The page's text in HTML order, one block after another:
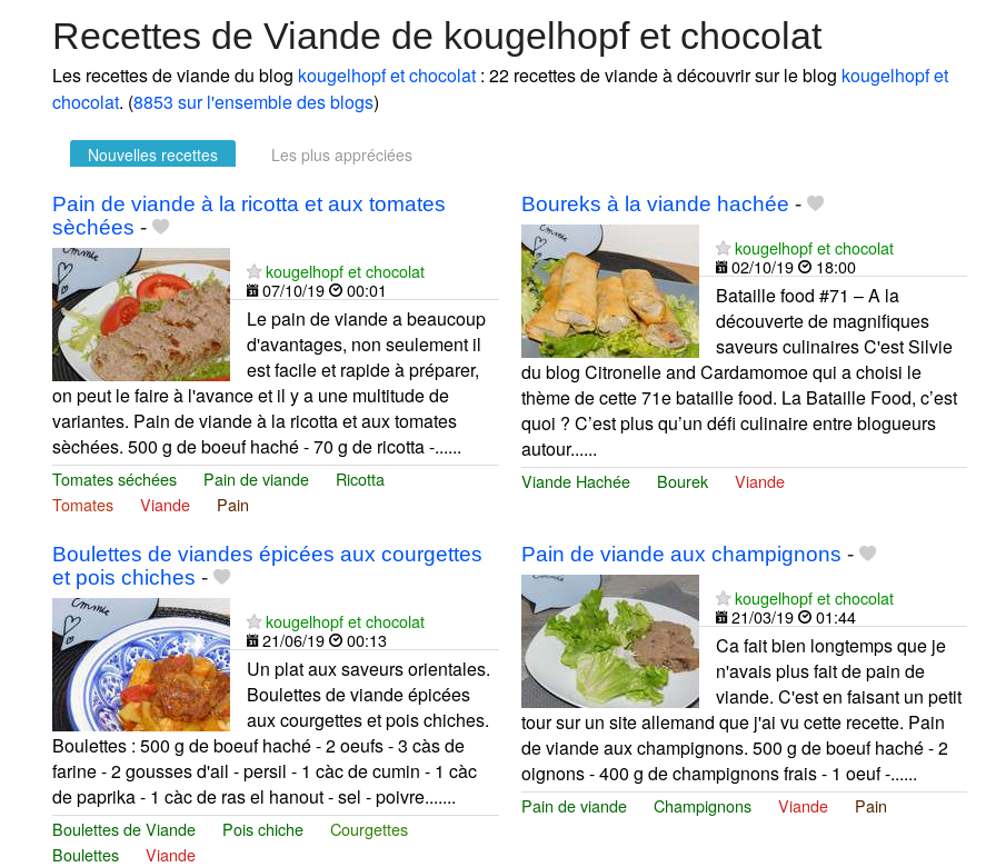
Recettes de Viande de kougelhopf et chocolat
Les recettes de viande du blog kougelhopf et chocolat : 22 recettes de viande à découvrir sur le blog kougelhopf et
chocolat. (8853 sur l'ensemble des blogs)
Nouvelles recettes Les plus appréciées
Pain de viande à la ricotta et aux tomates
sèchées -
kougelhopf et chocolat
07/10/19
00:01
Le pain de viande a beaucoup
d'avantages, non seulement il
est facile et rapide à préparer,
on peut le faire à l'avance et il y a une multitude de
variantes. Pain de viande à la ricotta et aux tomates
sèchées. 500 g de boeuf haché - 70 g de ricotta -......
Tomates séchées Pain de viande
Ricotta
Tomates
Viande Pain
Boureks à la viande hachée -
kougelhopf et chocolat
02/10/19
18:00
Bataille food #71 – A la
découverte de magnifiques
saveurs culinaires C'est Silvie
du blog Citronelle and Cardamomoe qui a choisi le
thème de cette 71e bataille food. La Bataille Food, c’est
quoi ? C’est plus qu’un défi culinaire entre blogueurs
autour......
Viande Hachée Bourek Viande
Boulettes de viandes épicées aux courgettes
et pois chiches -
kougelhopf et chocolat
21/06/19
00:13
Un plat aux saveurs orientales.
Boulettes de viande épicées
aux courgettes et pois chiches.
Boulettes : 500 g de boeuf haché - 2 oeufs - 3 càs de
farine - 2 gousses d'ail - persil - 1 càc de cumin - 1 càc
de paprika - 1 càc de ras el hanout - sel - poivre.......
Boulettes de Viande Pois chiche
Courgettes
Boulettes
Viande
Pain de viande aux champignons -
kougelhopf et chocolat
21/03/19
01:44
Ca fait bien longtemps que je
n'avais plus fait de pain de
viande. C'est en faisant un petit
tour sur un site allemand que j'ai vu cette recette. Pain
de viande aux champignons. 500 g de boeuf haché - 2
oignons - 400 g de champignons frais - 1 oeuf -......
Pain de viande Champignons Viande Pain